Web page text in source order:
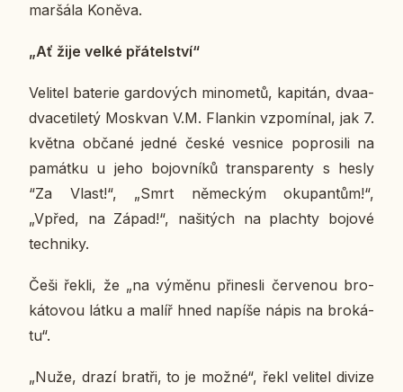
mar­šá­la Koněva.
„Ať žije velké přá­tel­ství“
Ve­li­tel ba­te­rie gar­do­vých mi­no­me­tů, ka­pi­tán, dva­a­
dva­ce­ti­le­tý Mosk­van V.M. Flan­kin vzpo­mí­nal, jak 7.
května občané jedné české ves­ni­ce po­prosi­li na
pa­mát­ku u jeho bo­jov­ní­ků transpa­ren­ty s hesly
“Za Vlast!“, „Smrt ně­mec­kým oku­pan­tům!“,
„Vpřed, na Západ!“, na­ši­tých na plach­ty bojové
tech­ni­ky.
Češi řekli, že „na výměnu při­nes­li čer­ve­nou bro­
ká­to­vou látku a malíř hned napíše nápis na bro­ká­
tu“.
„Nuže, drazí bratři, to je možné“, řekl ve­li­tel divize